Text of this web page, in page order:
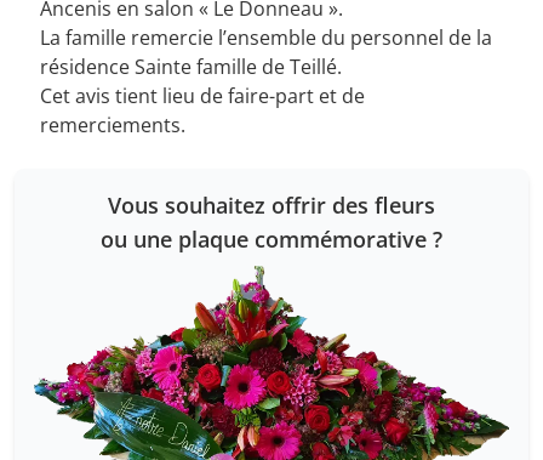
Ancenis en salon « Le Donneau ».
La famille remercie l’ensemble du personnel de la
résidence Sainte famille de Teillé.
Cet avis tient lieu de faire-part et de
remerciements.
Vous souhaitez offrir des fleurs
ou une plaque commémorative ?